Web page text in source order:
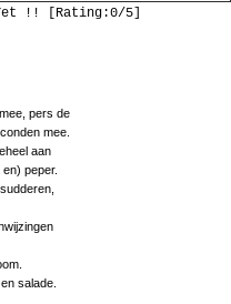
!! [Rating:0/5]
pers de
mee.
aan
peper.
salade.